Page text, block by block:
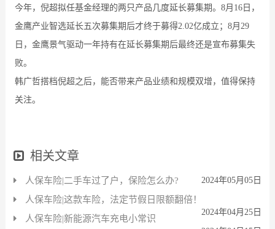
今年，倪超拟任基金经理的两只产品几度延长募集期。8月16日，
金鹰产业智选延长五次募集期后才终于募得2.02亿成立；8月29
日，金鹰景气驱动一年持有在延长募集期后最终还是宣布募集失
败。
韩广哲搭档倪超之后，能否带来产品业绩和规模双增，值得保持
关注。
相关文章
人保车险|二手车过了户，保险怎么办? 2024年05月05日
人保车险|这款车险，法定节假日限额翻倍！
2024年04月25日
人保车险|新能源汽车充电小常识